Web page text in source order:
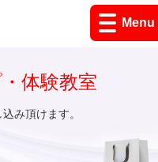
Menu
体験教室
み頂けます。